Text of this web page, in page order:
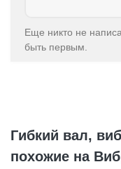
Еще никто не
быть первым.
Гибкий вал,
похожие на